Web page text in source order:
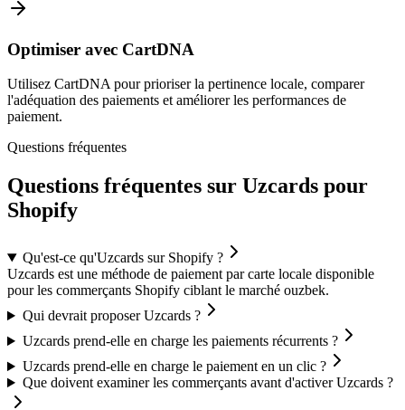
Optimiser avec CartDNA
Utilisez CartDNA pour prioriser la pertinence locale, comparer
l'adéquation des paiements et améliorer les performances de
paiement.
Questions fréquentes
Questions fréquentes sur Uzcards pour
Shopify
Qu'est-ce qu'Uzcards sur Shopify ?
Uzcards est une méthode de paiement par carte locale disponible
pour les commerçants Shopify ciblant le marché ouzbek.
Qui devrait proposer Uzcards ?
Uzcards prend-elle en charge les paiements récurrents ?
Uzcards prend-elle en charge le paiement en un clic ?
Que doivent examiner les commerçants avant d'activer Uzcards ?